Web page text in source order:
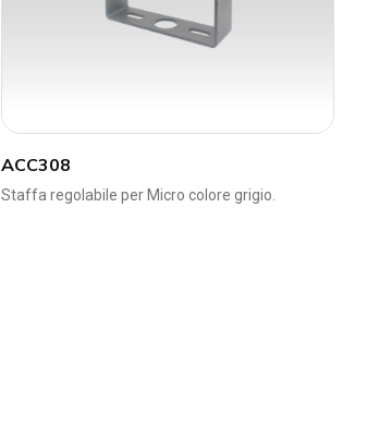
ACC308
Staffa regolabile per Micro colore grigio.